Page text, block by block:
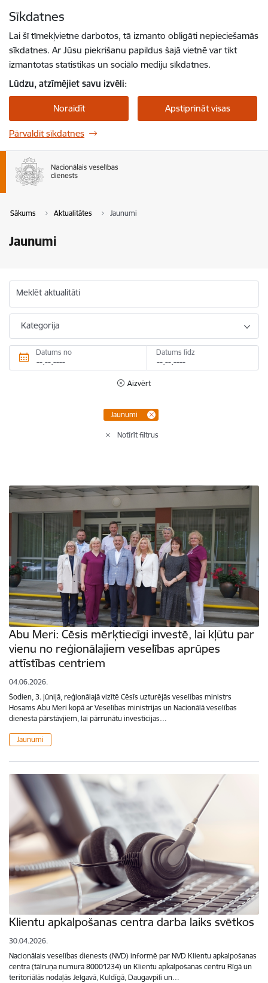
Sīkdatnes
Lai šī tīmekļvietne darbotos, tā izmanto obligāti nepieciešamās
sīkdatnes. Ar Jūsu piekrišanu papildus šajā vietnē var tikt
izmantotas statistikas un sociālo mediju sīkdatnes.
Lūdzu, atzīmējiet savu izvēli:
Noraidīt Apstiprināt visas
Pārvaldīt sīkdatnes
Sākums Aktualitātes Jaunumi
Jaunumi
Meklēt aktualitāti
Kategorija
Datums no Datums līdz
Aizvērt
Jaunumi
Notīrīt filtrus
Abu Meri: Cēsis mērķtiecīgi investē, lai kļūtu par
vienu no reģionālajiem veselības aprūpes
attīstības centriem
04.06.2026.
Šodien, 3. jūnijā, reģionālajā vizītē Cēsīs uzturējās veselības ministrs
Hosams Abu Meri kopā ar Veselības ministrijas un Nacionālā veselības
dienesta pārstāvjiem, lai pārrunātu investīcijas…
Jaunumi
Klientu apkalpošanas centra darba laiks svētkos
30.04.2026.
Nacionālais veselības dienests (NVD) informē par NVD Klientu apkalpošanas
centra (tālruņa numura 80001234) un Klientu apkalpošanas centru Rīgā un
teritoriālās nodaļās Jelgavā, Kuldīgā, Daugavpilī un…